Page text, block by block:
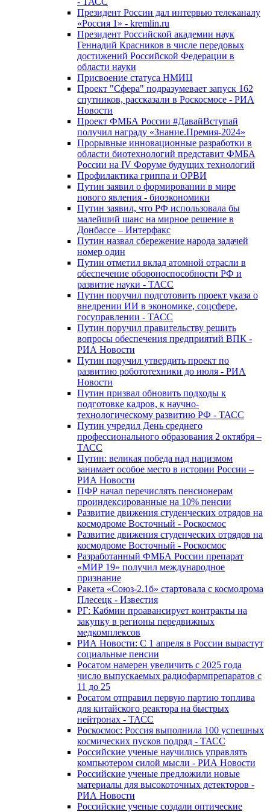
Президент России дал интервью телеканалу
«Россия 1» - kremlin.ru
Президент Российской академии наук
Геннадий Красников в числе передовых
достижений Российской Федерации в
области науки
Присвоение статуса НМИЦ
Проект "Сфера" подразумевает запуск 162
спутников, рассказали в Роскосмосе - РИА
Новости
Проект ФМБА России #ДавайВступай
получил награду «Знание.Премия-2024»
Прорывные инновационные разработки в
области биотехнологий представит ФМБА
России на IV Форуме будущих технологий
Профилактика гриппа и ОРВИ
Путин заявил о формировании в мире
нового явления - биоэкономики
Путин заявил, что РФ использовала бы
малейший шанс на мирное решение в
Донбассе – Интерфакс
Путин назвал сбережение народа задачей
номер один
Путин отметил вклад атомной отрасли в
обеспечение обороноспособности РФ и
развитие науки - ТАСС
Путин поручил подготовить проект указа о
внедрении ИИ в экономике, соцсфере,
госуправлении - ТАСС
Путин поручил правительству решить
вопросы обеспечения предприятий ВПК -
РИА Новости
Путин поручил утвердить проект по
развитию робототехники до июля - РИА
Новости
Путин призвал обновить подходы к
подготовке кадров, к научно-
технологическому развитию РФ - ТАСС
Путин учредил День среднего
профессионального образования 2 октября –
ТАСС
Путин: великая победа над нацизмом
занимает особое место в истории России –
РИА Новости
ПФР начал перечислять пенсионерам
проиндексированные на 10% пенсии
Развитие движения студенческих отрядов на
космодроме Восточный - Роскосмос
Развитие движения студенческих отрядов на
космодроме Восточный - Роскосмос
Разработанный ФМБА России препарат
«МИР 19» получил международное
признание
Ракета «Союз-2.1б» стартовала с космодрома
Плесецк - Известия
РГ: Кабмин проавансирует контракты на
закупку в регионы передвижных
медкомплексов
РИА Новости: С 1 апреля в России вырастут
социальные пенсии
Росатом намерен увеличить с 2025 года
число выпускаемых радиофармпрепаратов с
11 до 25
Росатом отправил первую партию топлива
для китайского реактора на быстрых
нейтронах - ТАСС
Роскосмос: Россия выполнила 100 успешных
космических пусков подряд - ТАСС
Российские ученые научились управлять
компьютером силой мысли - РИА Новости
Российские ученые предложили новые
материалы для высокоточных детекторов -
РИА Новости
Российские ученые создали оптические